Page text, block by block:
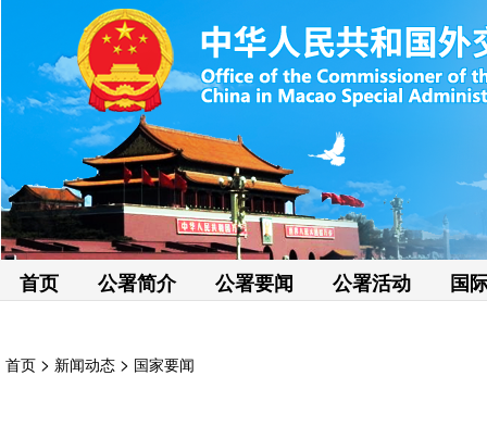
首页 公署简介 公署要闻 公署活动 国
首页 > 新闻动态 > 国家要闻